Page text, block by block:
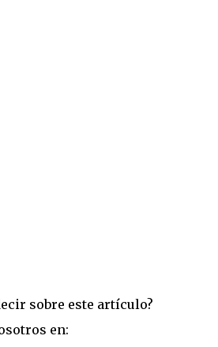
sobre este artículo?
en: